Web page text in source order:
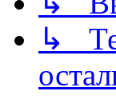
↳